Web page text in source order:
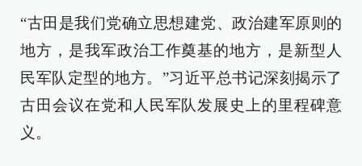
“古田是我们党确立思想建党、政治建军原则的
地方，是我军政治工作奠基的地方，是新型人
民军队定型的地方。”习近平总书记深刻揭示了
古田会议在党和人民军队发展史上的里程碑意
义。